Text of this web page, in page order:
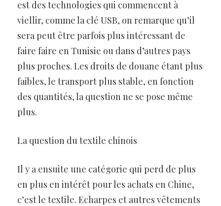
est des technologies qui commencent à
viellir, comme la clé USB, on remarque qu’il
sera peut être parfois plus intéressant de
faire faire en Tunisie ou dans d’autres pays
plus proches. Les droits de douane étant plus
faibles, le transport plus stable, en fonction
des quantités, la question ne se pose même
plus.
La question du textile chinois
Il y a ensuite une catégorie qui perd de plus
en plus en intérêt pour les achats en Chine,
c’est le textile. Echarpes et autres vêtements